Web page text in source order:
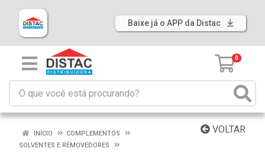
Baixe já o APP da Distac
0
VOLTAR
INÍCIO
COMPLEMENTOS
SOLVENTES E REMOVEDORES